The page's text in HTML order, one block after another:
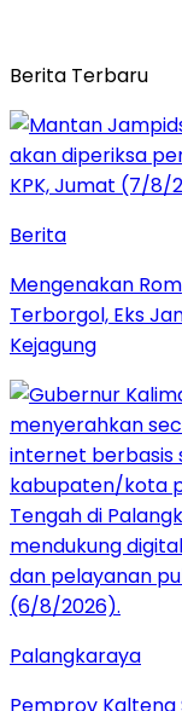
Berita Terbaru
Berita
Mengenakan
Terborgol, Eks
Kejagung
Palangkaraya
Pemprov Kalteng